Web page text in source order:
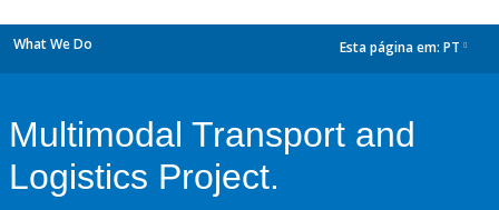
What We Do Esta página em: PT
Multimodal Transport and
Logistics Project.